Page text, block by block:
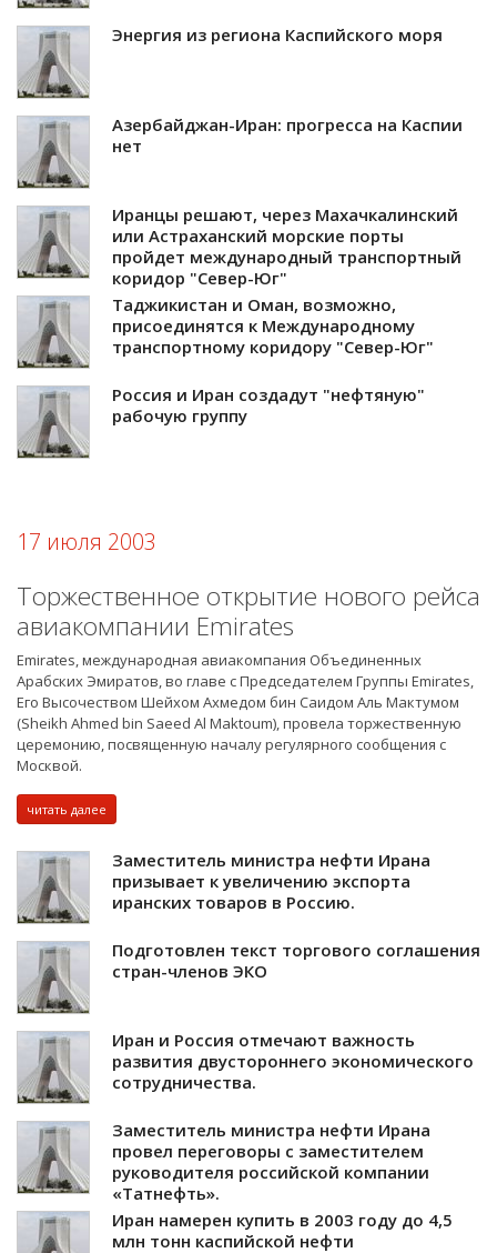
Энергия из региона Каспийского моря
Азербайджан-Иран: прогресса на Каспии
нет
Иранцы решают, через Махачкалинский
или Астраханский морские порты
пройдет международный транспортный
коридор "Север-Юг"
Таджикистан и Оман, возможно,
присоединятся к Международному
транспортному коридору "Север-Юг"
Россия и Иран создадут "нефтяную"
рабочую группу
17 июля 2003
Торжественное открытие нового рейса
авиакомпании Emirates
Emirates, международная авиакомпания Объединенных
Арабских Эмиратов, во главе с Председателем Группы Emirates,
Его Высочеством Шейхом Ахмедом бин Саидом Аль Мактумом
(Sheikh Ahmed bin Saeed Al Maktoum), провела торжественную
церемонию, посвященную началу регулярного сообщения с
Москвой.
читать далее
Заместитель министра нефти Ирана
призывает к увеличению экспорта
иранских товаров в Россию.
Подготовлен текст торгового соглашения
стран-членов ЭКО
Иран и Россия отмечают важность
развития двустороннего экономического
сотрудничества.
Заместитель министра нефти Ирана
провел переговоры с заместителем
руководителя российской компании
«Татнефть».
Иран намерен купить в 2003 году до 4,5
млн тонн каспийской нефти